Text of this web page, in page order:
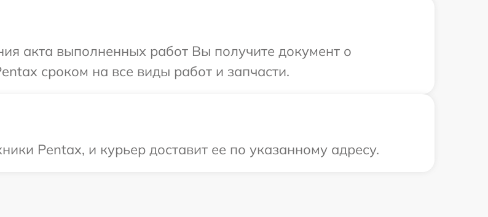
акта выполненных работ Вы получите документ о
сроком на все виды работ и запчасти.
Pentax, и курьер доставит ее по указанному адресу.